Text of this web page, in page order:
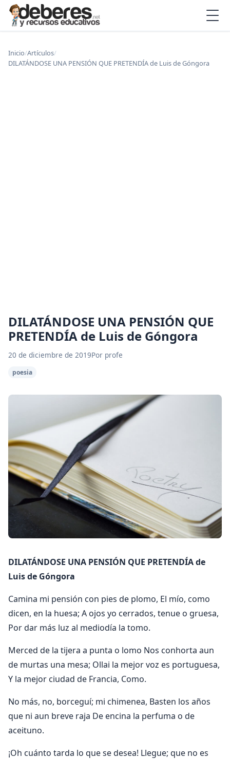
Inicio/Artículos/
DILATÁNDOSE UNA PENSIÓN QUE PRETENDÍA de Luis de Góngora
DILATÁNDOSE UNA PENSIÓN QUE
PRETENDÍA de Luis de Góngora
20 de diciembre de 2019Por profe
poesia
DILATÁNDOSE UNA PENSIÓN QUE PRETENDÍA de
Luis de Góngora
Camina mi pensión con pies de plomo, El mío, como
dicen, en la huesa; A ojos yo cerrados, tenue o gruesa,
Por dar más luz al mediodía la tomo.
Merced de la tijera a punta o lomo Nos conhorta aun
de murtas una mesa; Ollai la mejor voz es portuguesa,
Y la mejor ciudad de Francia, Como.
No más, no, borceguí; mi chimenea, Basten los años
que ni aun breve raja De encina la perfuma o de
aceituno.
¡Oh cuánto tarda lo que se desea! Llegue; que no es